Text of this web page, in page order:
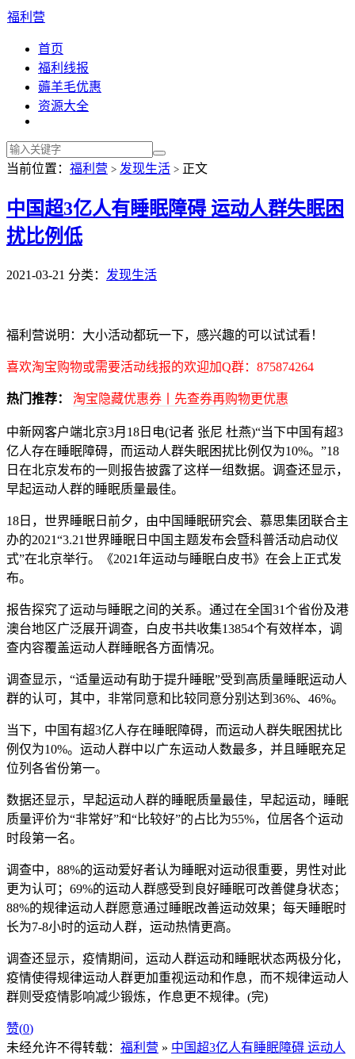
福利营
首页
福利线报
薅羊毛优惠
资源大全
当前位置： 福利营 > 发现生活 > 正文
中国超3亿人有睡眠障碍 运动人群失眠困
扰比例低
2021-03-21 分类： 发现生活
福利营说明：大小活动都玩一下，感兴趣的可以试试看！
喜欢淘宝购物或需要活动线报的欢迎加Q群：875874264
热门推荐： 淘宝隐藏优惠券丨先查券再购物更优惠
中新网客户端北京3月18日电(记者 张尼 杜燕)“当下中国有超3
亿人存在睡眠障碍，而运动人群失眠困扰比例仅为10%。”18
日在北京发布的一则报告披露了这样一组数据。调查还显示，
早起运动人群的睡眠质量最佳。
18日，世界睡眠日前夕，由中国睡眠研究会、慕思集团联合主
办的2021“3.21世界睡眠日中国主题发布会暨科普活动启动仪
式”在北京举行。《2021年运动与睡眠白皮书》在会上正式发
布。
报告探究了运动与睡眠之间的关系。通过在全国31个省份及港
澳台地区广泛展开调查，白皮书共收集13854个有效样本，调
查内容覆盖运动人群睡眠各方面情况。
调查显示，“适量运动有助于提升睡眠”受到高质量睡眠运动人
群的认可，其中，非常同意和比较同意分别达到36%、46%。
当下，中国有超3亿人存在睡眠障碍，而运动人群失眠困扰比
例仅为10%。运动人群中以广东运动人数最多，并且睡眠充足
位列各省份第一。
数据还显示，早起运动人群的睡眠质量最佳，早起运动，睡眠
质量评价为“非常好”和“比较好”的占比为55%，位居各个运动
时段第一名。
调查中，88%的运动爱好者认为睡眠对运动很重要，男性对此
更为认可；69%的运动人群感受到良好睡眠可改善健身状态；
88%的规律运动人群愿意通过睡眠改善运动效果；每天睡眠时
长为7-8小时的运动人群，运动热情更高。
调查还显示，疫情期间，运动人群运动和睡眠状态两极分化，
疫情使得规律运动人群更加重视运动和作息，而不规律运动人
群则受疫情影响减少锻炼，作息更不规律。(完)
赞(0)
未经允许不得转载： 福利营 » 中国超3亿人有睡眠障碍 运动人